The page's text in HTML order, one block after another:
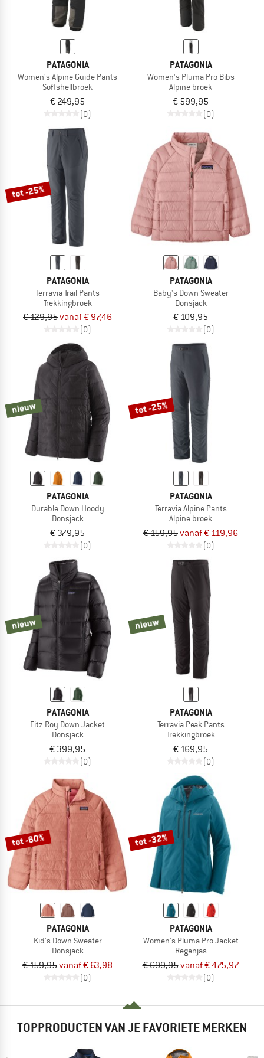
PATAGONIA
Women's Alpine Guide Pants
Softshellbroek
€ 249,95
(0)
PATAGONIA
Women's Pluma Pro Bibs
Alpine broek
€ 599,95
(0)
tot -25%
PATAGONIA
Terravia Trail Pants
Trekkingbroek
€ 129,95vanaf € 97,46
(0)
PATAGONIA
Baby's Down Sweater
Donsjack
€ 109,95
(0)
nieuw
PATAGONIA
Durable Down Hoody
Donsjack
€ 379,95
(0)
tot -25%
PATAGONIA
Terravia Alpine Pants
Alpine broek
€ 159,95vanaf € 119,96
(0)
nieuw
PATAGONIA
Fitz Roy Down Jacket
Donsjack
€ 399,95
(0)
nieuw
PATAGONIA
Terravia Peak Pants
Trekkingbroek
€ 169,95
(0)
tot -60%
PATAGONIA
Kid's Down Sweater
Donsjack
€ 159,95vanaf € 63,98
(0)
tot -32%
PATAGONIA
Women's Pluma Pro Jacket
Regenjas
€ 699,95vanaf € 475,97
(0)
TOPPRODUCTEN VAN JE FAVORIETE MERKEN